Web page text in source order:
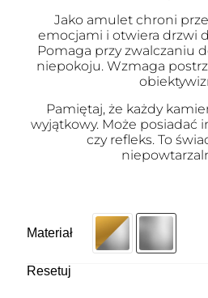
Jako amulet chroni
emocjami i otwiera drzwi
Pomaga przy zwalczaniu
niepokoju. Wzmaga
Pamiętaj, że każdy
wyjątkowy. Może posiadać
czy refleks. To
Materiał
Resetuj